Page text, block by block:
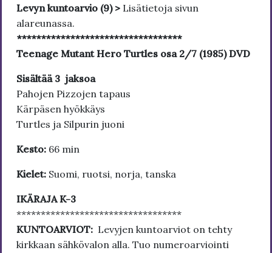
Levyn kuntoarvio (9) > Lisätietoja sivun
alareunassa.
**********************************
Teenage Mutant Hero Turtles osa 2/7 (1985) DVD
Sisältää 3 jaksoa
Pahojen Pizzojen tapaus
Kärpäsen hyökkäys
Turtles ja Silpurin juoni
Kesto: 66 min
Kielet: Suomi, ruotsi, norja, tanska
IKÄRAJA K-3
**********************************
KUNTOARVIOT: Levyjen kuntoarviot on tehty
kirkkaan sähkövalon alla. Tuo numeroarviointi